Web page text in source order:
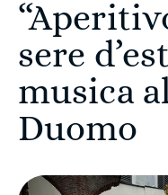
sere
musica
Duomo